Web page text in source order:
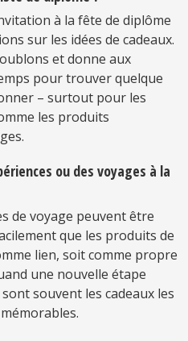
à la fête de diplôme
sur les idées de cadeaux.
et donne aux
pour trouver quelque
– surtout pour les
les produits
ou des voyages à la
de voyage peuvent être
que les produits de
lien, soit comme propre
une nouvelle étape
souvent les cadeaux les